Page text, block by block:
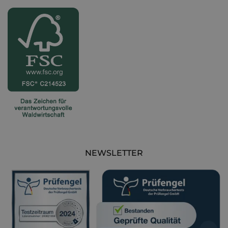
niedriges Bett nachdenken, das dein Kind selbstständig
benutzen kann. Das unterstützt seine Entwicklung und
Unabhängigkeit.
Material und Qualität
Achte bei der Wahl des Bettes auf das Material, aus dem es
gefertigt ist. Holz ist langlebig und sieht schön aus.
Überprüfe, ob es keine Splitter oder scharfen Kanten gibt.
Praktische Tipps
Sicherheit geht vor. Achte darauf, dass das Bett
abgerundete Kanten und Schutzgitter hat, um das
Verletzungsrisiko zu minimieren.
NEWSLETTER